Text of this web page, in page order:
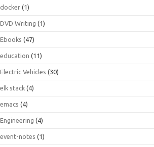
docker (1)
DVD Writing (1)
Ebooks (47)
education (11)
Electric Vehicles (30)
elk stack (4)
emacs (4)
Engineering (4)
event-notes (1)